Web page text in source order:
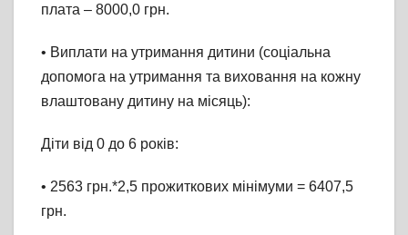
плата – 8000,0 грн.
• Виплати на утримання дитини (соціальна
допомога на утримання та виховання на кожну
влаштовану дитину на місяць):
Діти від 0 до 6 років:
• 2563 грн.*2,5 прожиткових мінімуми = 6407,5
грн.